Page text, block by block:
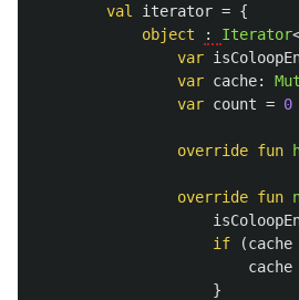
val
iterator = {
object
: Iterator
var
var cache:
var count = 0
override fun
override fun
if
(cache
cache
}